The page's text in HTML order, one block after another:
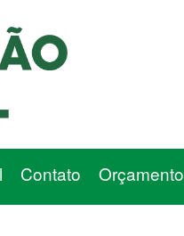
Contato Orçamento